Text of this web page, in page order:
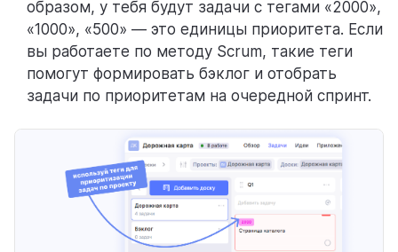
образом, у тебя будут задачи с тегами «2000»,
«1000», «500» — это единицы приоритета. Если
вы работаете по методу Scrum, такие теги
помогут формировать бэклог и отобрать
задачи по приоритетам на очередной спринт.